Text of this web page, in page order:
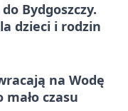
Bydgoszczy.
dzieci i rodzin
na Wodę
mało czasu